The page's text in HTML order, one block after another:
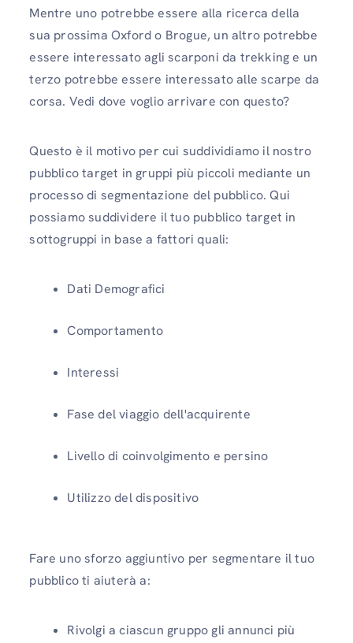
Mentre uno potrebbe essere alla ricerca della
sua prossima Oxford o Brogue, un altro potrebbe
essere interessato agli scarponi da trekking e un
terzo potrebbe essere interessato alle scarpe da
corsa. Vedi dove voglio arrivare con questo?
Questo è il motivo per cui suddividiamo il nostro
pubblico target in gruppi più piccoli mediante un
processo di segmentazione del pubblico. Qui
possiamo suddividere il tuo pubblico target in
sottogruppi in base a fattori quali:
Dati Demografici
Comportamento
Interessi
Fase del viaggio dell'acquirente
Livello di coinvolgimento e persino
Utilizzo del dispositivo
Fare uno sforzo aggiuntivo per segmentare il tuo
pubblico ti aiuterà a:
Rivolgi a ciascun gruppo gli annunci più